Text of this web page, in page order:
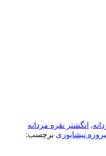
, انگشتر نقره مردانه
نیشابوری برچسب: